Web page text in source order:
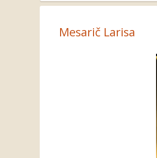
Mesarič Larisa